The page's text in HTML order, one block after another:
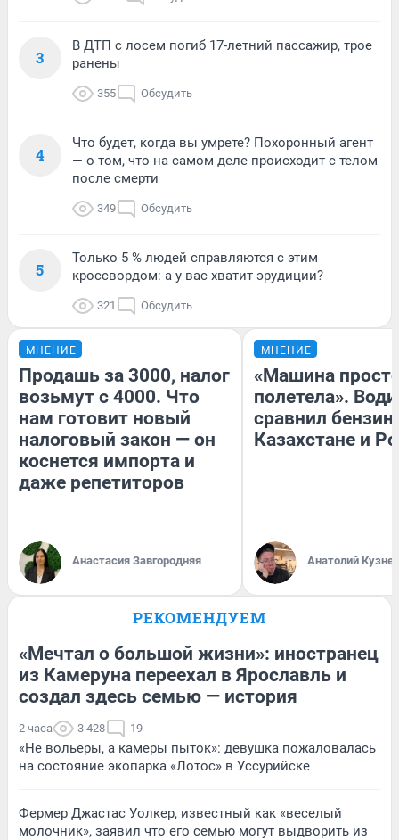
3
В ДТП с лосем погиб 17-летний пассажир, трое
ранены
355 Обсудить
4
Что будет, когда вы умрете? Похоронный агент
— о том, что на самом деле происходит с телом
после смерти
349 Обсудить
5
Только 5 % людей справляются с этим
кроссвордом: а у вас хватит эрудиции?
321 Обсудить
МНЕНИЕ
Продашь за 3000, налог
возьмут с 4000. Что
нам готовит новый
налоговый закон — он
коснется импорта и
даже репетиторов
Анастасия Завгородняя
МНЕНИЕ
«Машина
полетела».
сравнил бензин
Казахстане и
Анатолий
РЕКОМЕНДУЕМ
«Мечтал о большой жизни»: иностранец
из Камеруна переехал в Ярославль и
создал здесь семью — история
2 часа 3 428 19
«Не вольеры, а камеры пыток»: девушка пожаловалась
на состояние экопарка «Лотос» в Уссурийске
Фермер Джастас Уолкер, известный как «веселый
молочник», заявил что его семью могут выдворить из